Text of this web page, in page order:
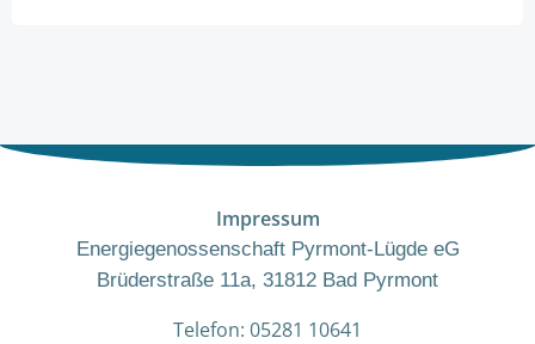
Impressum
Energiegenossenschaft Pyrmont-Lügde eG
Brüderstraße 11a, 31812 Bad Pyrmont
Telefon: 05281 10641